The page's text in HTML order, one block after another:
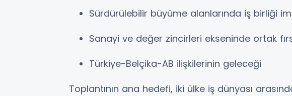
Sürdürülebilir büyüme alanlarında iş birliği
Sanayi ve değer zincirleri ekseninde ortak
Türkiye-Belçika-AB ilişkilerinin geleceği
Toplantının ana hedefi, iki ülke iş dünyası